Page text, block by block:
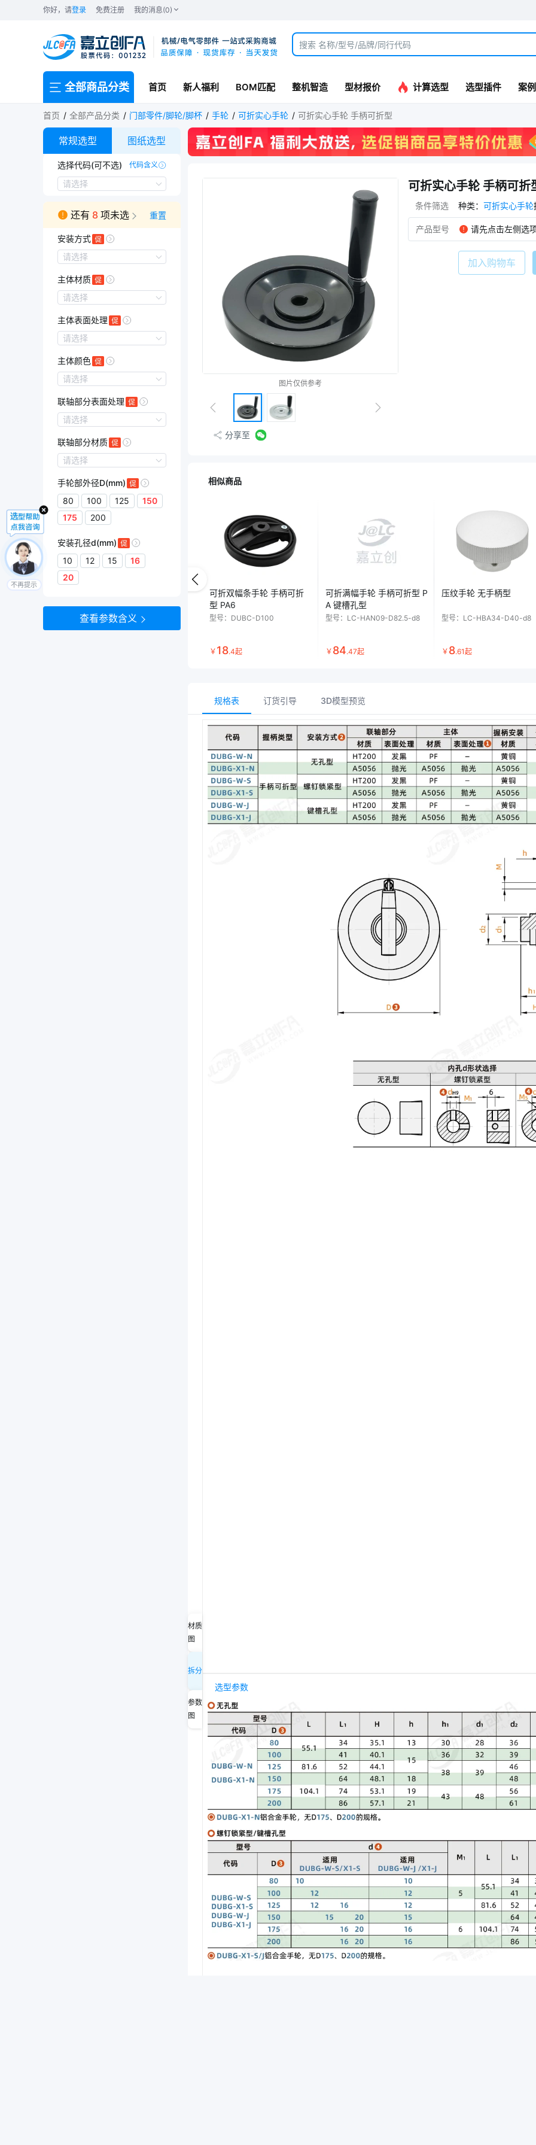
你好，请登录 免费注册 我的消息(0)
全部商品分类 首页 新人福利 BOM匹配 整机智造 型材报价 计算选型 选型插件 案
首页 全部产品分类 门部零件/脚轮/脚杯 手轮 可折实心手轮 可折实心手轮 手柄可折型
常规选型 图纸选型
选择代码(可不选) 代码含义
DUBG-X1-J DUBG-W-S
请选择
还有 8 项未选 重置
安装方式
安装方式
键槽孔型
螺钉锁紧型
请选择
主体材质
主体材质
PF
请选择
主体表面处理
主体表面处理
抛光
请选择
主体颜色
主体颜色
黑色
请选择
联轴部分表面处理
联轴部分表面处理
抛光
请选择
联轴部分材质
联轴部分材质
HT200
请选择
手轮部外径D(mm)
80
100 125
150
175
200
安装孔径d(mm)
10
12 15
16
20
查看参数含义
图片仅供参考
分享至
可折实心手轮 手柄可折
条件筛选 种类： 可折实心手轮
产品型号 请先点击左侧选
加入购物车
相似商品
可折双幅条手轮 手柄可折
型 PA6
型号： DUBC-D100
￥ 18.4起
可折满幅手轮 手柄可折型 P
A 键槽孔型
型号： LC-HAN09-D82.5-d8
￥ 84.47起
压纹手轮 无手柄型
型号： LC-HBA34-D40-d8
￥ 8.61起
规格表 订货引导 3D模型预览
材质
图
拆分
参数
图
选型参数
不再提示